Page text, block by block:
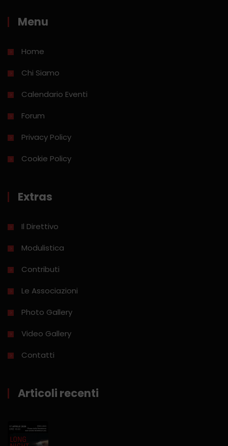
Menu
Home
Chi Siamo
Calendario Eventi
Forum
Privacy Policy
Cookie Policy
Extras
Il Direttivo
Modulistica
Contributi
Le Associazioni
Photo Gallery
Video Gallery
Contatti
Articoli recenti